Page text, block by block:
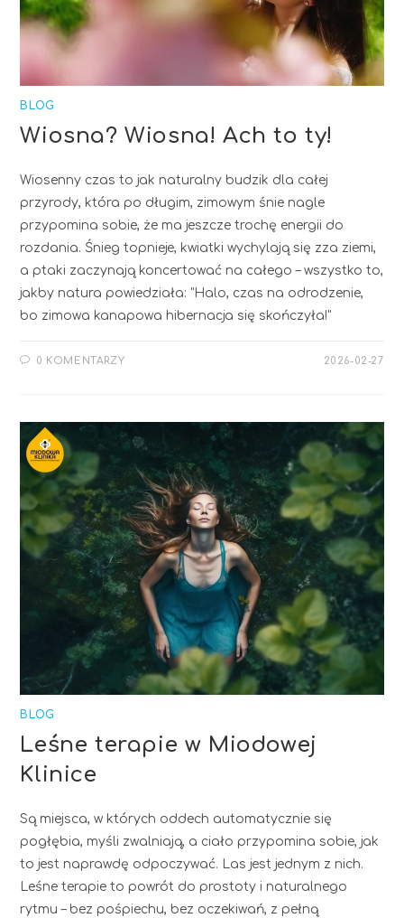
BLOG
Wiosna? Wiosna! Ach to ty!
Wiosenny czas to jak naturalny budzik dla całej
przyrody, która po długim, zimowym śnie nagle
przypomina sobie, że ma jeszcze trochę energii do
rozdania. Śnieg topnieje, kwiatki wychylają się zza ziemi,
a ptaki zaczynają koncertować na całego – wszystko to,
jakby natura powiedziała: "Halo, czas na odrodzenie,
bo zimowa kanapowa hibernacja się skończyła!"
0 KOMENTARZY 2026-02-27
BLOG
Leśne terapie w Miodowej
Klinice
Są miejsca, w których oddech automatycznie się
pogłębia, myśli zwalniają, a ciało przypomina sobie, jak
to jest naprawdę odpoczywać. Las jest jednym z nich.
Leśne terapie to powrót do prostoty i naturalnego
rytmu – bez pośpiechu, bez oczekiwań, z pełną